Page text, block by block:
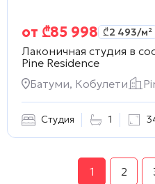
от ₾85 998 ₾2 493/м²
Лаконичная студия в
Pine Residence
Батуми, Кобулети
Студия 1
1 2